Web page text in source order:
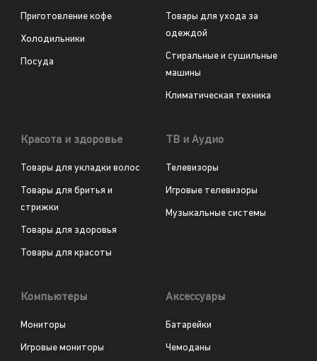
Приготовление кофе
Холодильники
Посуда
Товары для ухода за
одеждой
Стиральные и сушильные
машины
Климатическая техника
Красота и здоровье
Товары для укладки волос
Товары для бритья и
стрижки
Товары для здоровья
Товары для красоты
ТВ и Аудио
Телевизоры
Игровые телевизоры
Музыкальные системы
Компьютеры
Мониторы
Игровые мониторы
Аксессуары
Батарейки
Чемоданы